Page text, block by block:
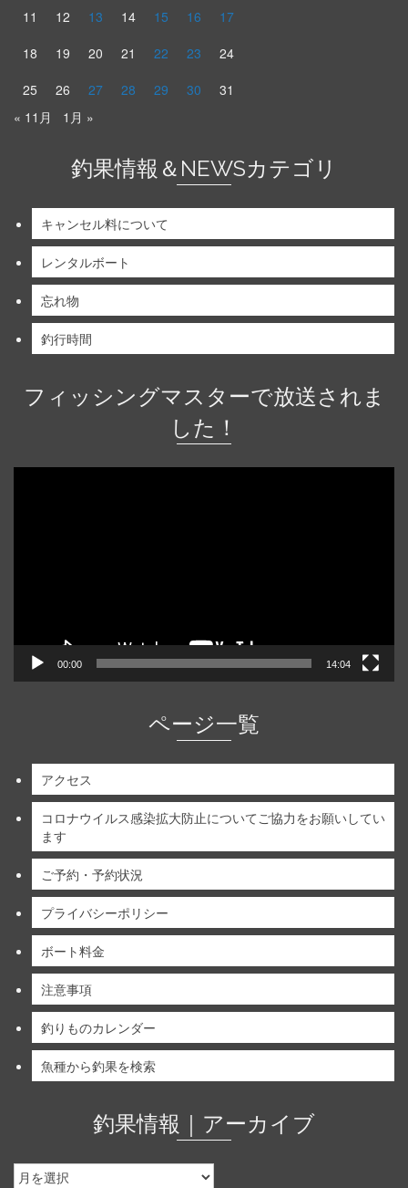
11
12 13 14 15 16
17
18
19 20 21 22 23
24
25
26 27 28 29 30
31
« 11月
1月 »
釣果情報＆NEWSカテゴリ
キャンセル料について
レンタルボート
忘れ物
釣行時間
フィッシングマスターで放送されま
した！
00:00 14:04
ページ一覧
アクセス
コロナウイルス感染拡大防止についてご協力をお願いしてい
ます
ご予約・予約状況
プライバシーポリシー
ボート料金
注意事項
釣りものカレンダー
魚種から釣果を検索
釣果情報｜アーカイブ
釣